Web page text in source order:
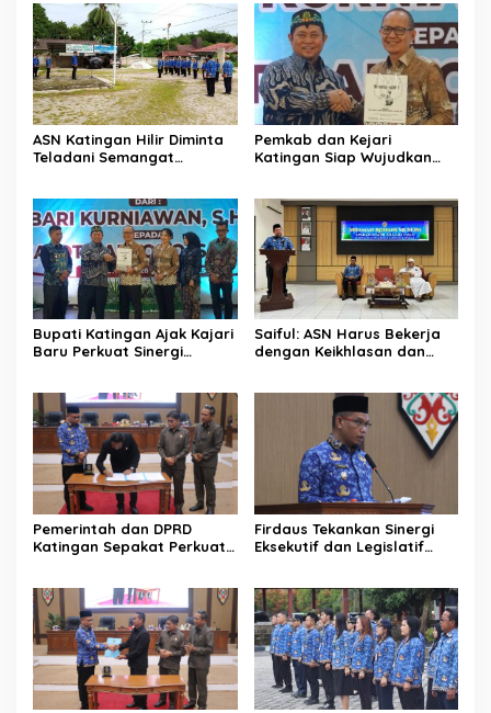
ASN Katingan Hilir Diminta
Teladani Semangat
Pemkab dan Kejari
Katingan Siap Wujudkan
Bupati Katingan Ajak Kajari
Baru Perkuat Sinergi
Saiful: ASN Harus Bekerja
dengan Keikhlasan dan
Pemerintah dan DPRD
Katingan Sepakat Perkuat
Firdaus Tekankan Sinergi
Eksekutif dan Legislatif